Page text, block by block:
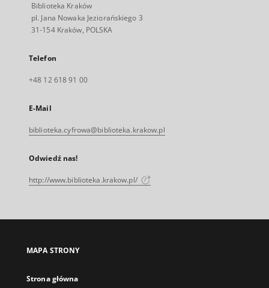
Biblioteka Kraków
pl. Jana Nowaka Jeziorańskiego 3
31-154 Kraków, POLSKA
Telefon
+48 12 618 91 00
E-Mail
biblioteka.cyfrowa@biblioteka.krakow.pl
Odwiedź nas!
http://www.biblioteka.krakow.pl/
MAPA STRONY
Strona główna